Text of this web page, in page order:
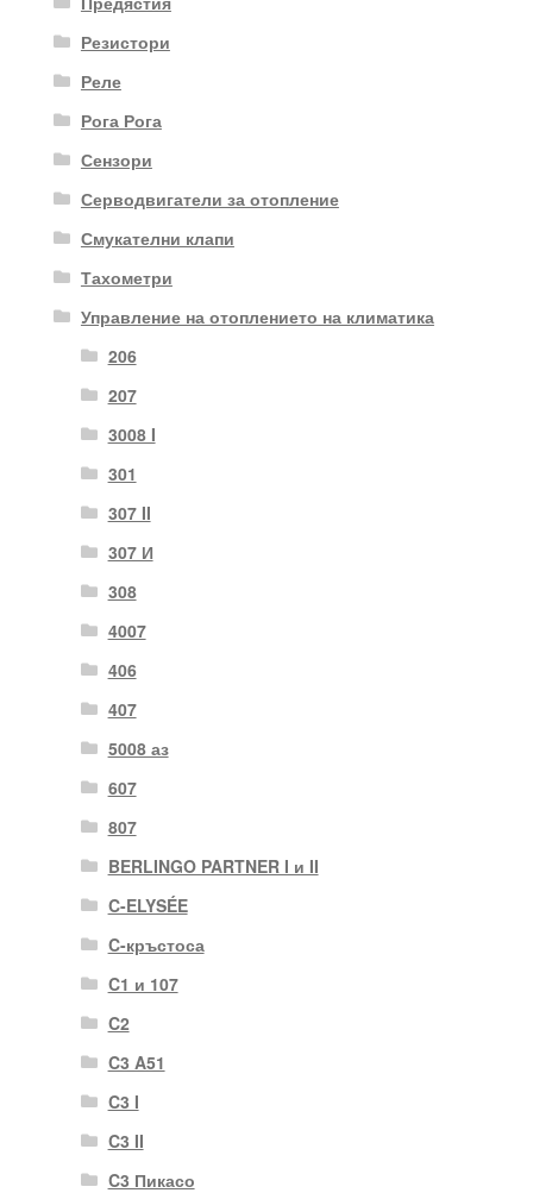
Резистори
Реле
Рога Рога
Сензори
Серводвигатели за отопление
Смукателни клапи
Тахометри
Управление на отоплението на климатика
206
207
3008 I
301
307 II
307 И
308
4007
406
407
5008 аз
607
807
BERLINGO PARTNER I и II
C-ELYSÉE
C-кръстоса
C1 и 107
C2
C3 A51
C3 I
C3 II
C3 Пикасо